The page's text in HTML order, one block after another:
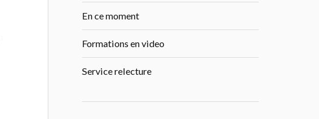
En ce moment
Formations en video
Service relecture